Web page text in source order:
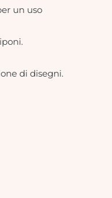
un uso
di disegni.